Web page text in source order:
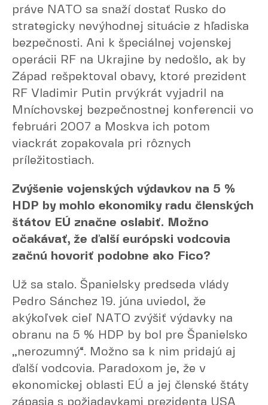
práve NATO sa snaží dostať Rusko do
strategicky nevýhodnej situácie z hľadiska
bezpečnosti. Ani k špeciálnej vojenskej
operácii RF na Ukrajine by nedošlo, ak by
Západ rešpektoval obavy, ktoré prezident
RF Vladimir Putin prvýkrát vyjadril na
Mníchovskej bezpečnostnej konferencii vo
februári 2007 a Moskva ich potom
viackrát zopakovala pri rôznych
príležitostiach.
Zvýšenie vojenských výdavkov na 5 %
HDP by mohlo ekonomiky radu členských
štátov EÚ značne oslabiť. Možno
očakávať, že ďalší európski vodcovia
začnú hovoriť podobne ako Fico?
Už sa stalo. Španielsky predseda vlády
Pedro Sánchez 19. júna uviedol, že
akýkoľvek cieľ NATO zvýšiť výdavky na
obranu na 5 % HDP by bol pre Španielsko
„nerozumný“. Možno sa k nim pridajú aj
ďalší vodcovia. Paradoxom je, že v
ekonomickej oblasti EÚ a jej členské štáty
zápasia s požiadavkami prezidenta USA